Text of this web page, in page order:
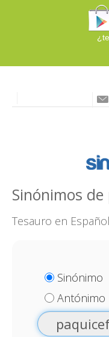
¿te
Sinónimos
Tesauro en
Sinónimo
Antónimo